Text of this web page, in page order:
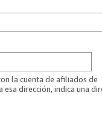
la cuenta de afiliados de
esa dirección, indica una